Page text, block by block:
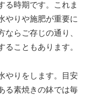
る時期です。これま
やりや施肥が重要に
らご存じの通り、
こともあります。
やりをします。目安
る素焼きの鉢では毎